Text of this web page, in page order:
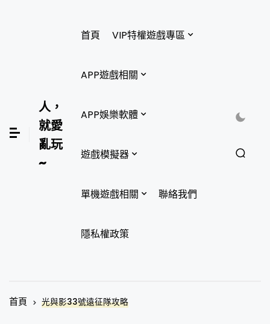
人，
就愛
亂玩
~
首頁 VIP特權遊戲專區
APP遊戲相關
APP娛樂軟體
遊戲模擬器
單機遊戲相關 聯絡我們
隱私權政策
首頁 光與影33號遠征隊攻略